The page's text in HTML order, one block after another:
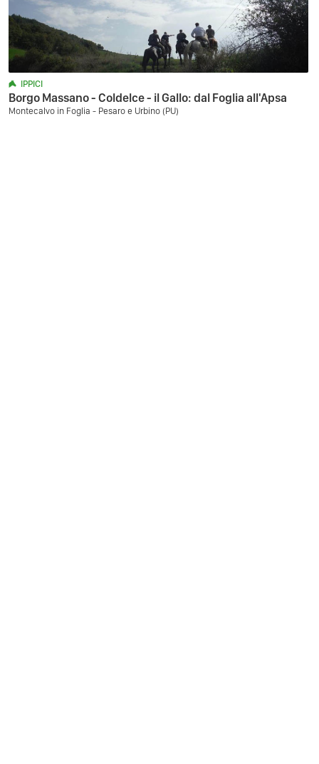
IPPICI
Borgo Massano - Coldelce - il Gallo: dal Foglia all'Apsa
Montecalvo in Foglia - Pesaro e Urbino (PU)